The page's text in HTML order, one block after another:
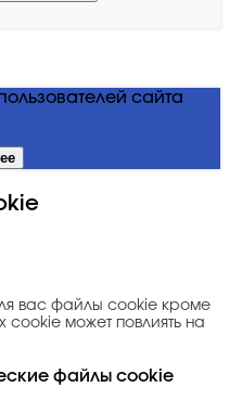
сайта
вас файлы cookie кроме
может повлиять на
файлы cookie